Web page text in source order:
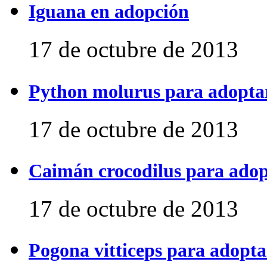
Iguana en adopción
17 de octubre de 2013
Python molurus para
17 de octubre de 2013
Caimán crocodilus para
17 de octubre de 2013
Pogona vitticeps para